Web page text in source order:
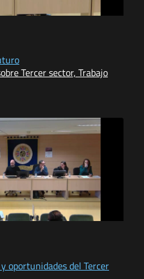
Tercer sector, Trabajo
oportunidades del Tercer